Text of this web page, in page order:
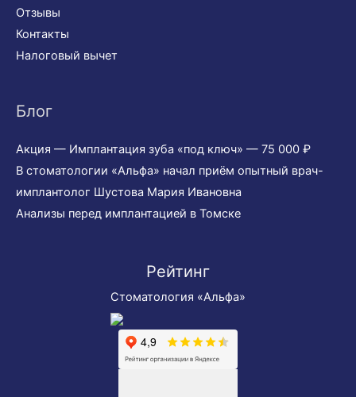
Отзывы
Контакты
Налоговый вычет
Блог
Акция — Имплантация зуба «под ключ» — 75 000 ₽
В стоматологии «Альфа» начал приём опытный врач-
имплантолог Шустова Мария Ивановна
Анализы перед имплантацией в Томске
Рейтинг
Стоматология «Альфа»